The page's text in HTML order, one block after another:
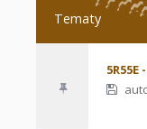
Tematy